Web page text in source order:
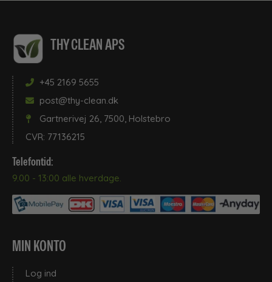
THY CLEAN APS
+45 2169 5655
post@thy-clean.dk
Gartnerivej 26, 7500, Holstebro
CVR: 77136215
Telefontid:
9.00 - 13:00 alle hverdage.
MIN KONTO
Log ind